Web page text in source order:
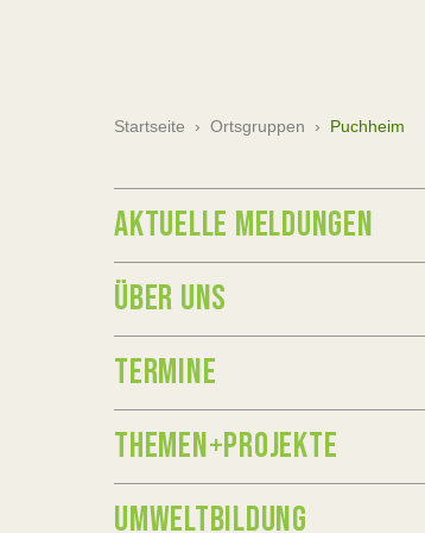
Startseite › Ortsgruppen › Puchheim
AKTUELLE MELDUNGEN
ÜBER UNS
TERMINE
THEMEN+PROJEKTE
UMWELTBILDUNG